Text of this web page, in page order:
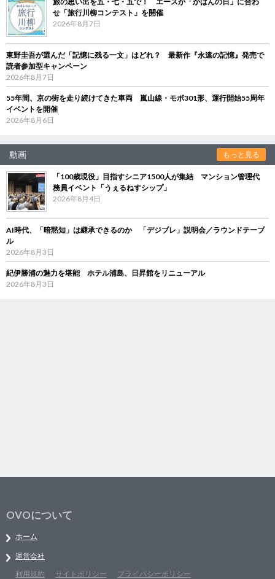
せ「旅行川柳コンテスト」を開催
2026年8月7日
東野圭吾が選んだ「記憶に残る一文」はどれ？ 最新作『永遠の記憶』発売で
読者参加型キャンペーン
2026年8月7日
55年間、京の街を走り続けてきた車両 嵐山線・モボ301形、運行開始55周年
イベントを開催
2026年8月6日
動画 もっと見る
「100歳現役」目指すシニア1500人が集結 マンション管理代
務員イベント「うぇるねすシップ」
2026年8月4日
AI時代、「暗黙知」は継承できるのか 「デジブレ」説明会／ラウンドテーブ
ル
2026年8月3日
紀伊勝浦の魅力を堪能 ホテル浦島、日昇館をリニューアル
2026年8月3日
OVOについて
ホーム
運営会社
利用規約
サイトポリシー プライバシーポリシー